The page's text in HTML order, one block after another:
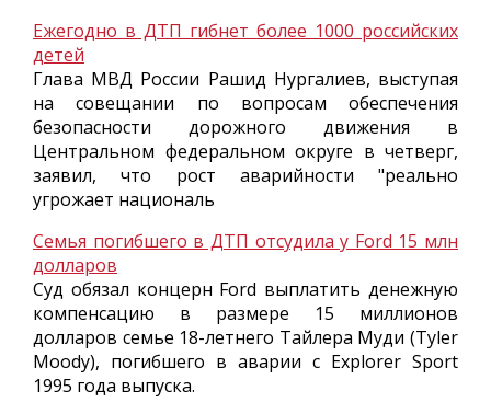
Ежегодно в ДТП гибнет более 1000 российских
детей
Глава МВД России Рашид Нургалиев, выступая
на совещании по вопросам обеспечения
безопасности дорожного движения в
Центральном федеральном округе в четверг,
заявил, что рост аварийности "реально
угрожает националь
Семья погибшего в ДТП отсудила у Ford 15 млн
долларов
Суд обязал концерн Ford выплатить денежную
компенсацию в размере 15 миллионов
долларов семье 18-летнего Тайлера Муди (Tyler
Moody), погибшего в аварии с Explorer Sport
1995 года выпуска.